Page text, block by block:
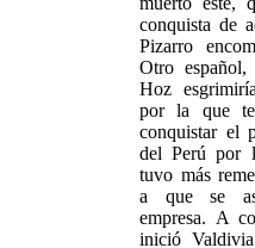
conquista de
Pizarro
Otro español,
Hoz
por la que
conquistar el
del Perú por
tuvo más
a que se
empresa. A
inició